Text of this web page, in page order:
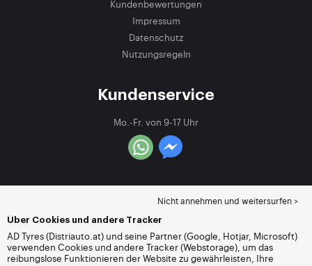
Kundenbewertungen
Impressum
Datenschutz
Nutzungsregeln
Kundenservice
Mo.-Fr. von 9-17 Uhr
Nicht annehmen und weitersurfen >
Über Cookies und andere Tracker
AD Tyres (Distriauto.at) und seine Partner (Google, Hotjar, Microsoft)
verwenden Cookies und andere Tracker (Webstorage), um das
reibungslose Funktionieren der Website zu gewährleisten, Ihre